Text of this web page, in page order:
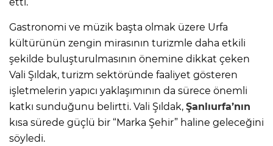
Gastronomi ve müzik başta olmak üzere Urfa
kültürünün zengin mirasının turizmle daha etkili
şekilde buluşturulmasının önemine dikkat çeken
Vali Şıldak, turizm sektöründe faaliyet gösteren
işletmelerin yapıcı yaklaşımının da sürece önemli
katkı sunduğunu belirtti. Vali Şıldak, Şanlıurfa’nın
kısa sürede güçlü bir “Marka Şehir” haline geleceğini
söyledi.